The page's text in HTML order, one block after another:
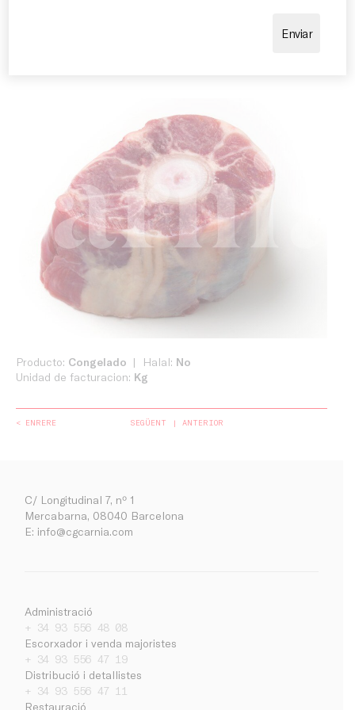
Empresa
Treballa amb nosaltres
Contacte
Producto: Congelado Halal: No
Unidad de facturacion: Kg
< ENRERE SEGÜENT ANTERIOR
C/ Longitudinal 7, nº 1
Mercabarna, 08040 Barcelona
E: info@cgcarnia.com
Administració
+ 34 93 556 48 08
Escorxador i venda majoristes
+ 34 93 556 47 19
Distribució i detallistes
+ 34 93 556 47 11
Restauració